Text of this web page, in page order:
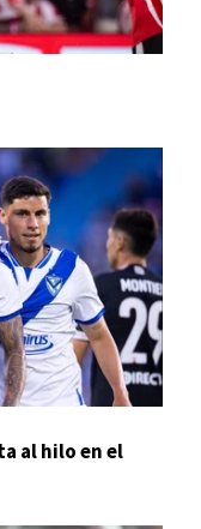
al hilo en el